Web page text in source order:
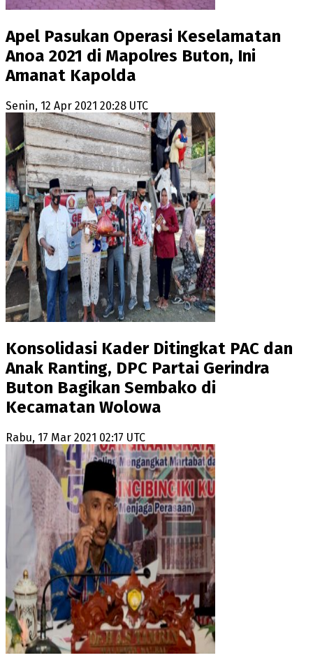
Apel Pasukan Operasi Keselamatan
Anoa 2021 di Mapolres Buton, Ini
Amanat Kapolda
Senin, 12 Apr 2021 20:28 UTC
Konsolidasi Kader Ditingkat PAC dan
Anak Ranting, DPC Partai Gerindra
Buton Bagikan Sembako di
Kecamatan Wolowa
Rabu, 17 Mar 2021 02:17 UTC